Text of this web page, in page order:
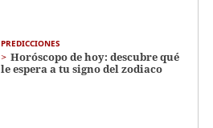
PREDICCIONES
Horóscopo de hoy: descubre qué
le espera a tu signo del zodiaco